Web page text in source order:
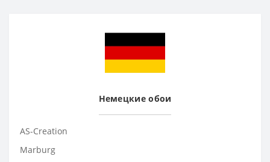
Немецкие обои
AS-Creation
Marburg